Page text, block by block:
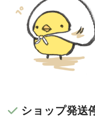
ショップ発送